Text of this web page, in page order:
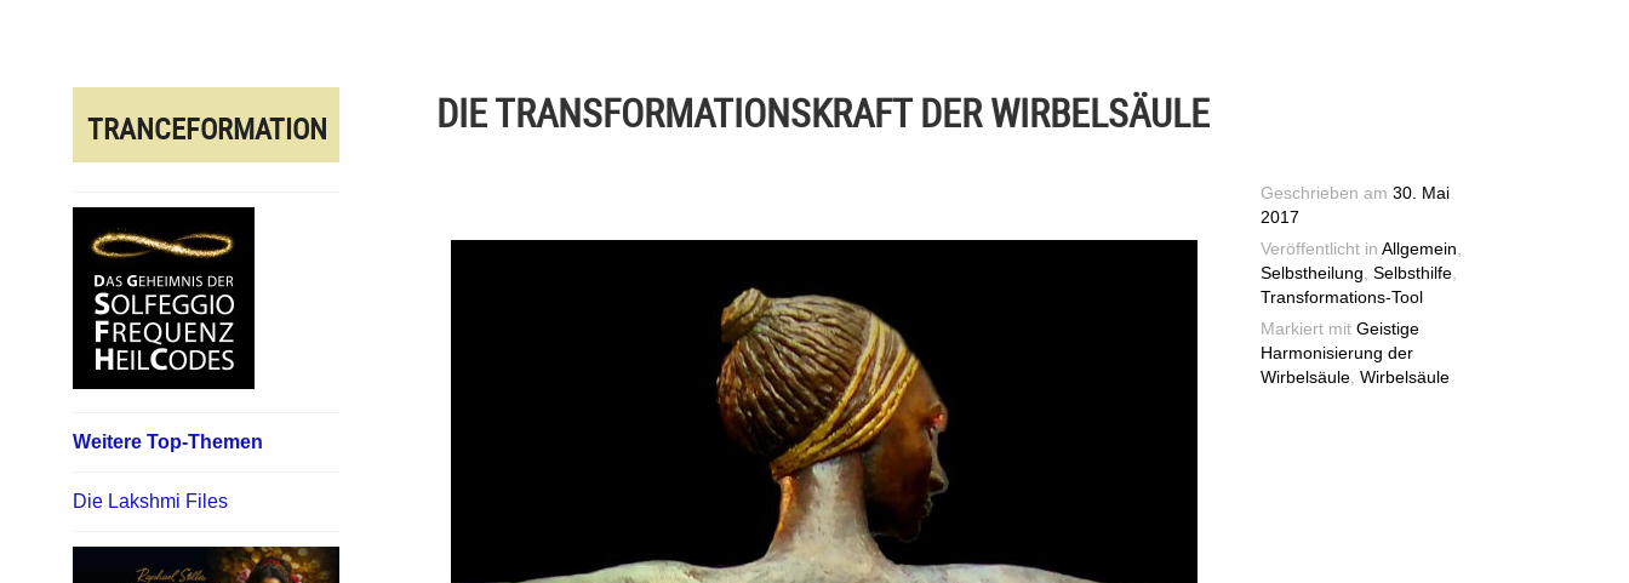
TRANCEFORMATION
Weitere Top-Themen
Die Lakshmi Files
DIE TRANSFORMATIONSKRAFT DER WIRBELSÄULE
Geschrieben am30. Mai
2017
Veröffentlicht inAllgemein
Selbstheilung ,Selbsthilfe
Transformations-Tool
Markiert mitGeistige
Harmonisierung der
Wirbelsäule ,Wirbelsäule